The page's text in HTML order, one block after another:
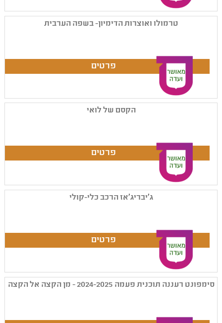
טרמולו ואוצרות הדימיון- בשפה הערבית
הקסם של לואי
ג'יבריג'אז הרכב כלי-קולי
סימפונט רעננה תוכנית פעמה 2024-2025 - מן הקצה אל הקצה